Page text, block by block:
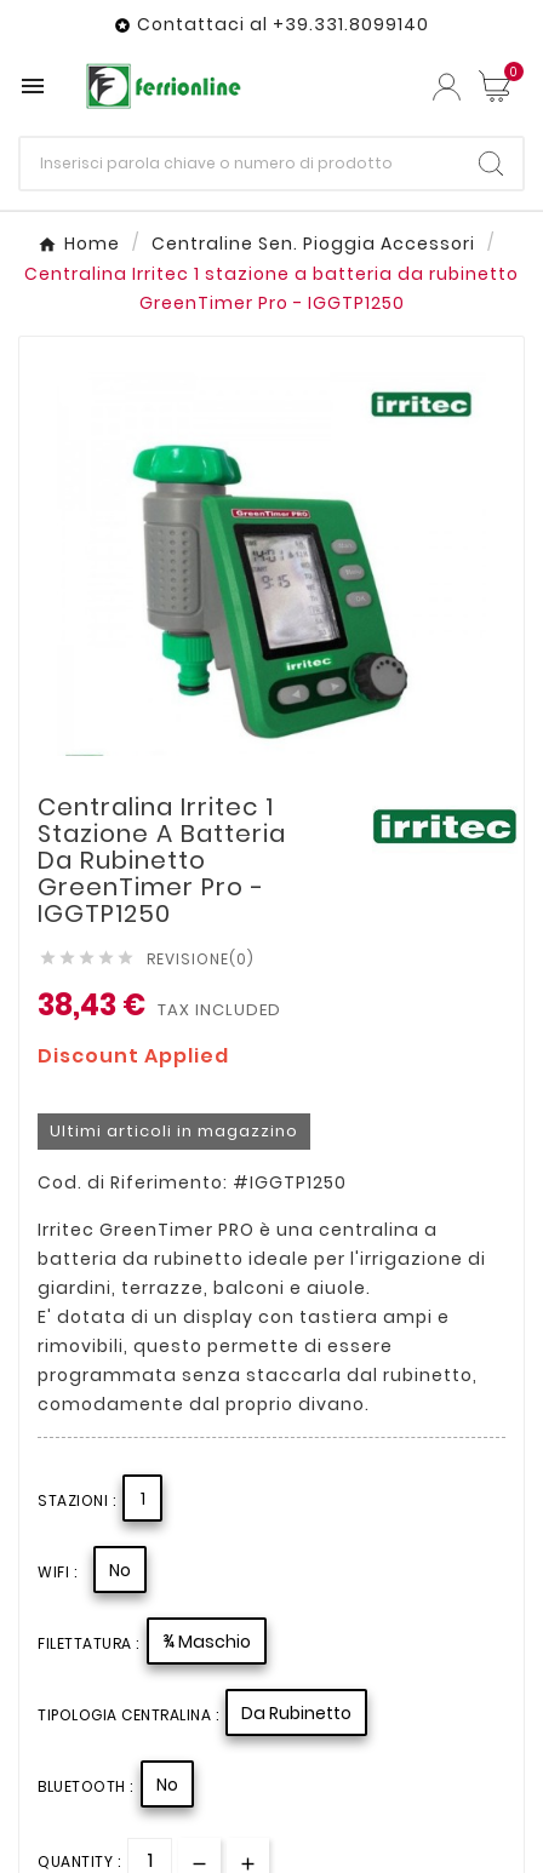
 Contattaci al +39.331.8099140
 0
Home
Centraline Sen. Pioggia Accessori
Centralina Irritec 1 stazione a batteria da rubinetto
GreenTimer Pro - IGGTP1250
Centralina Irritec 1
Stazione A Batteria
Da Rubinetto
GreenTimer Pro -
IGGTP1250
     REVISIONE(0)
38,43 € TAX INCLUDED
Discount Applied
Ultimi articoli in magazzino
Cod. di Riferimento: #IGGTP1250
Irritec GreenTimer PRO è una centralina a
batteria da rubinetto ideale per l'irrigazione di
giardini, terrazze, balconi e aiuole.
E' dotata di un display con tastiera ampi e
rimovibili, questo permette di essere
programmata senza staccarla dal rubinetto,
comodamente dal proprio divano.
STAZIONI : 1
WIFI : No
FILETTATURA : ¾ Maschio
TIPOLOGIA CENTRALINA : Da Rubinetto
BLUETOOTH : No
QUANTITY :